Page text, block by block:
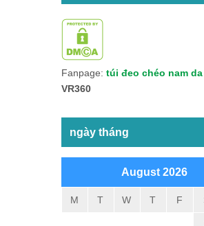
Fanpage: túi đeo chéo nam
VR360
ngày tháng
August 2026
M T W T F